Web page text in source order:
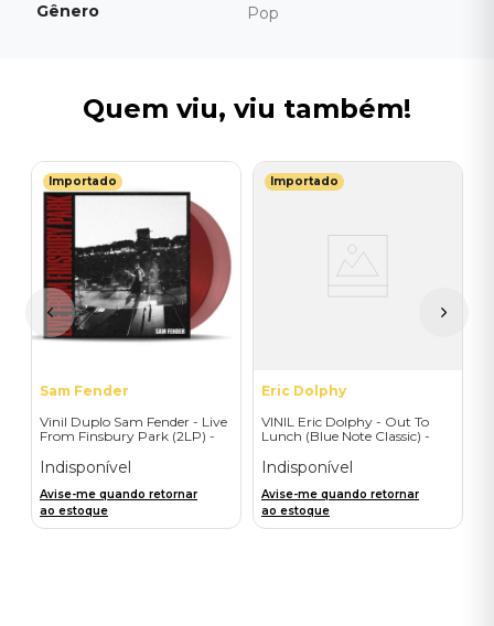
Gênero Pop
Quem viu, viu também!
Importado
Sam Fender
Vinil Duplo Sam Fender - Live
From Finsbury Park (2LP) -
Indisponível
Avise-me quando retornar
ao estoque
Importado
Eric Dolphy
VINIL Eric Dolphy - Out To
Lunch (Blue Note Classic) -
Indisponível
Avise-me quando retornar
ao estoque